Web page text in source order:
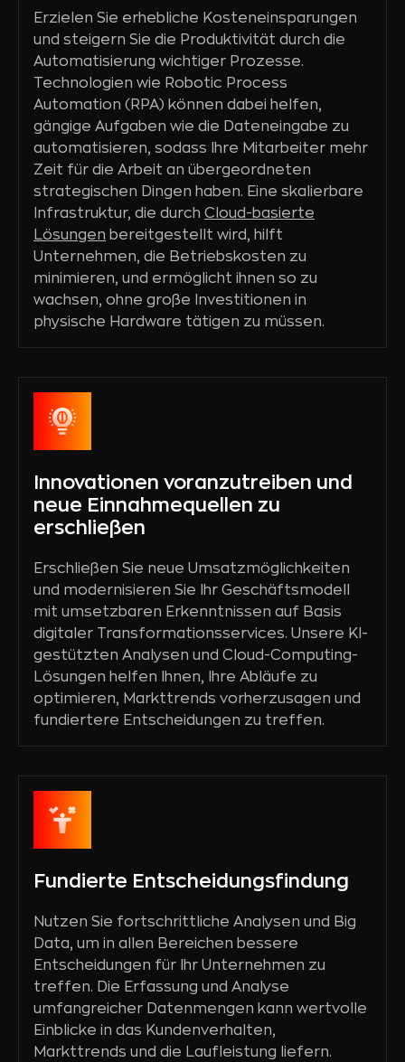
Erzielen Sie erhebliche Kosteneinsparungen
und steigern Sie die Produktivität durch die
Automatisierung wichtiger Prozesse.
Technologien wie Robotic Process
Automation (RPA) können dabei helfen,
gängige Aufgaben wie die Dateneingabe zu
automatisieren, sodass Ihre Mitarbeiter mehr
Zeit für die Arbeit an übergeordneten
strategischen Dingen haben. Eine skalierbare
Infrastruktur, die durch Cloud-basierte
Lösungen bereitgestellt wird, hilft
Unternehmen, die Betriebskosten zu
minimieren, und ermöglicht ihnen so zu
wachsen, ohne große Investitionen in
physische Hardware tätigen zu müssen.
Innovationen voranzutreiben und
neue Einnahmequellen zu
erschließen
Erschließen Sie neue Umsatzmöglichkeiten
und modernisieren Sie Ihr Geschäftsmodell
mit umsetzbaren Erkenntnissen auf Basis
digitaler Transformationsservices. Unsere KI-
gestützten Analysen und Cloud-Computing-
Lösungen helfen Ihnen, Ihre Abläufe zu
optimieren, Markttrends vorherzusagen und
fundiertere Entscheidungen zu treffen.
Fundierte Entscheidungsfindung
Nutzen Sie fortschrittliche Analysen und Big
Data, um in allen Bereichen bessere
Entscheidungen für Ihr Unternehmen zu
treffen. Die Erfassung und Analyse
umfangreicher Datenmengen kann wertvolle
Einblicke in das Kundenverhalten,
Markttrends und die Laufleistung liefern.